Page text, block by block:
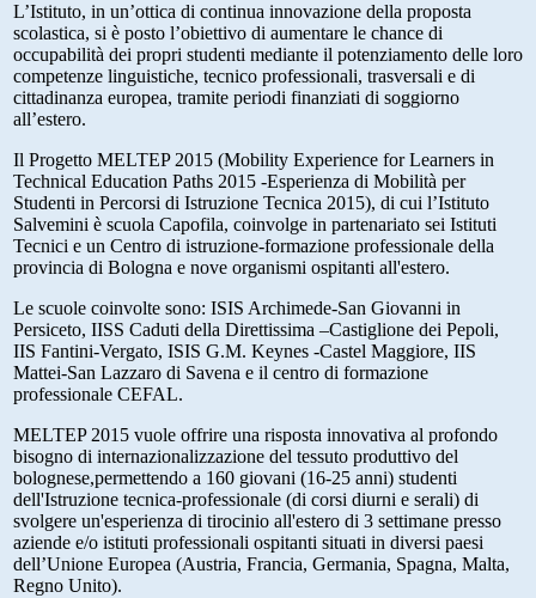
L’Istituto, in un’ottica di continua innovazione della proposta
scolastica, si è posto l’obiettivo di aumentare le chance di
occupabilità dei propri studenti mediante il potenziamento delle loro
competenze linguistiche, tecnico professionali, trasversali e di
cittadinanza europea, tramite periodi finanziati di soggiorno
all’estero.
Il Progetto MELTEP 2015 (Mobility Experience for Learners in
Technical Education Paths 2015 -Esperienza di Mobilità per
Studenti in Percorsi di Istruzione Tecnica 2015), di cui l’Istituto
Salvemini è scuola Capofila, coinvolge in partenariato sei Istituti
Tecnici e un Centro di istruzione-formazione professionale della
provincia di Bologna e nove organismi ospitanti all'estero.
Le scuole coinvolte sono: ISIS Archimede-San Giovanni in
Persiceto, IISS Caduti della Direttissima –Castiglione dei Pepoli,
IIS Fantini-Vergato, ISIS G.M. Keynes -Castel Maggiore, IIS
Mattei-San Lazzaro di Savena e il centro di formazione
professionale CEFAL.
MELTEP 2015 vuole offrire una risposta innovativa al profondo
bisogno di internazionalizzazione del tessuto produttivo del
bolognese,permettendo a 160 giovani (16-25 anni) studenti
dell'Istruzione tecnica-professionale (di corsi diurni e serali) di
svolgere un'esperienza di tirocinio all'estero di 3 settimane presso
aziende e/o istituti professionali ospitanti situati in diversi paesi
dell’Unione Europea (Austria, Francia, Germania, Spagna, Malta,
Regno Unito).